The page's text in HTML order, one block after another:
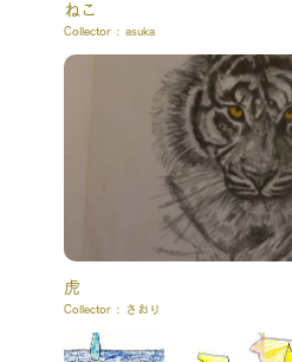
ねこ
Collector : asuka
虎
Collector : さおり